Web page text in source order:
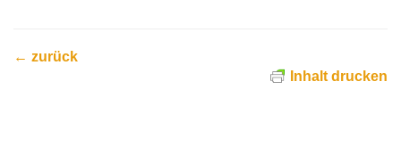
← zurück
Inhalt drucken